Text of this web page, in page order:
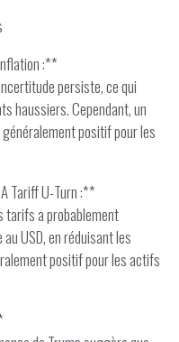
:**
persiste, ce qui
haussiers. Cependant, un
positif pour les
Tariff U-Turn :**
tarifs a probablement
USD, en réduisant les
positif pour les actifs